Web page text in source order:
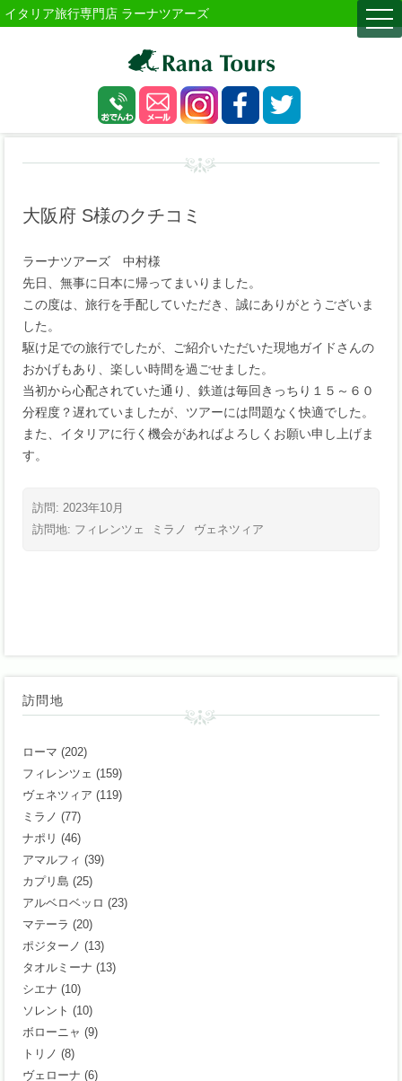
イタリア旅行専門店 ラーナツアーズ
大阪府 S様のクチコミ
ラーナツアーズ 中村様
先日、無事に日本に帰ってまいりました。
この度は、旅行を手配していただき、誠にありがとうございま
した。
駆け足での旅行でしたが、ご紹介いただいた現地ガイドさんの
おかげもあり、楽しい時間を過ごせました。
当初から心配されていた通り、鉄道は毎回きっちり１５～６０
分程度？遅れていましたが、ツアーには問題なく快適でした。
また、イタリアに行く機会があればよろしくお願い申し上げま
す。
訪問: 2023年10月
訪問地: フィレンツェ ミラノ ヴェネツィア
訪問地
ローマ (202)
フィレンツェ (159)
ヴェネツィア (119)
ミラノ (77)
ナポリ (46)
アマルフィ (39)
カプリ島 (25)
アルベロベッロ (23)
マテーラ (20)
ポジターノ (13)
タオルミーナ (13)
シエナ (10)
ソレント (10)
ボローニャ (9)
トリノ (8)
ヴェローナ (6)